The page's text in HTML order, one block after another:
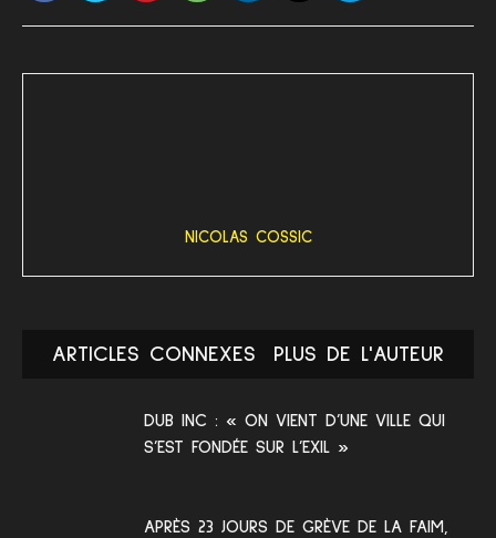
NICOLAS COSSIC
ARTICLES CONNEXES PLUS DE L'AUTEUR
DUB INC : « ON VIENT D’UNE VILLE QUI
S’EST FONDÉE SUR L’EXIL »
APRÈS 23 JOURS DE GRÈVE DE LA FAIM,